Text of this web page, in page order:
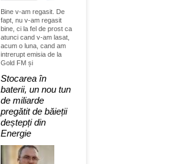
Bine v-am regasit. De
fapt, nu v-am regasit
bine, ci la fel de prost ca
atunci cand v-am lasat,
acum o luna, cand am
intrerupt emisia de la
Gold FM și
Stocarea în
baterii, un nou tun
de miliarde
pregătit de băieții
deștepți din
Energie